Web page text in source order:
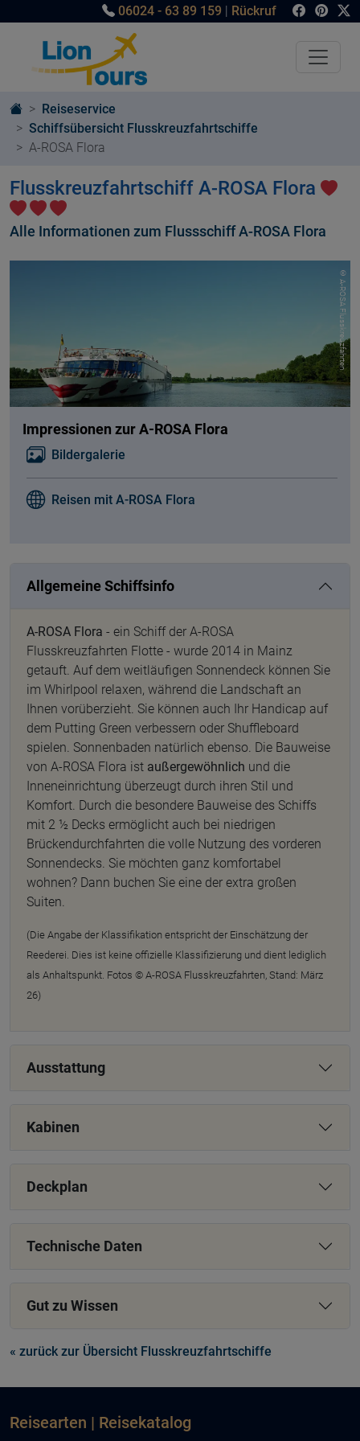
06024 - 63 89 159 | Rückruf
Reiseservice
Schiffsübersicht Flusskreuzfahrtschiffe
A-ROSA Flora
Flusskreuzfahrtschiff A-ROSA Flora
Alle Informationen zum Flussschiff A-ROSA Flora
© A-ROSA Flusskreuzfahrten
Impressionen zur A-ROSA Flora
Bildergalerie
Reisen mit A-ROSA Flora
Allgemeine Schiffsinfo
A-ROSA Flora - ein Schiff der A-ROSA
Flusskreuzfahrten Flotte - wurde 2014 in Mainz
getauft. Auf dem weitläufigen Sonnendeck können Sie
im Whirlpool relaxen, während die Landschaft an
Ihnen vorüberzieht. Sie können auch Ihr Handicap auf
dem Putting Green verbessern oder Shuffleboard
spielen. Sonnenbaden natürlich ebenso. Die Bauweise
von A-ROSA Flora ist außergewöhnlich und die
Inneneinrichtung überzeugt durch ihren Stil und
Komfort. Durch die besondere Bauweise des Schiffs
mit 2 ½ Decks ermöglicht auch bei niedrigen
Brückendurchfahrten die volle Nutzung des vorderen
Sonnendecks. Sie möchten ganz komfortabel
wohnen? Dann buchen Sie eine der extra großen
Suiten.
(Die Angabe der Klassifikation entspricht der Einschätzung der
Reederei. Dies ist keine offizielle Klassifizierung und dient lediglich
als Anhaltspunkt. Fotos © A-ROSA Flusskreuzfahrten, Stand: März
26)
Ausstattung
Kabinen
Deckplan
Technische Daten
Gut zu Wissen
« zurück zur Übersicht Flusskreuzfahrtschiffe
Reisearten | Reisekatalog